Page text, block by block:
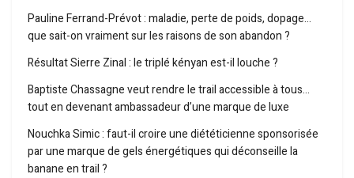
Pauline Ferrand-Prévot : maladie, perte de poids, dopage…
que sait-on vraiment sur les raisons de son abandon ?
Résultat Sierre Zinal : le triplé kényan est-il louche ?
Baptiste Chassagne veut rendre le trail accessible à tous…
tout en devenant ambassadeur d’une marque de luxe
Nouchka Simic : faut-il croire une diététicienne sponsorisée
par une marque de gels énergétiques qui déconseille la
banane en trail ?